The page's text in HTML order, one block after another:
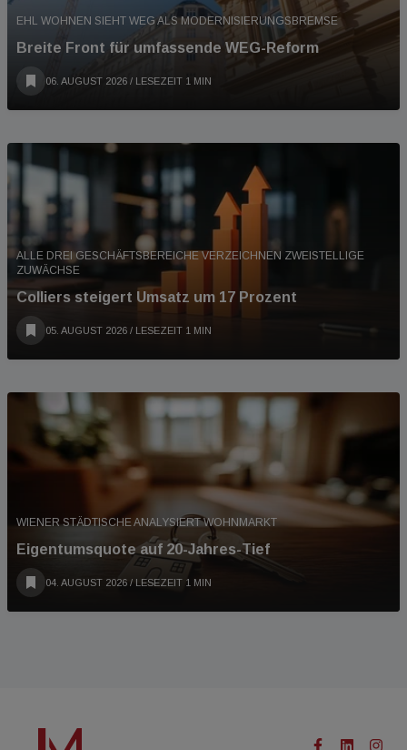
EHL WOHNEN SIEHT WEG ALS MODERNISIERUNGSBREMSE
Breite Front für umfassende WEG-Reform
06. AUGUST 2026 / LESEZEIT 1 MIN
ALLE DREI GESCHÄFTSBEREICHE VERZEICHNEN ZWEISTELLIGE
ZUWÄCHSE
Colliers steigert Umsatz um 17 Prozent
05. AUGUST 2026 / LESEZEIT 1 MIN
WIENER STÄDTISCHE ANALYSIERT WOHNMARKT
Eigentumsquote auf 20-Jahres-Tief
04. AUGUST 2026 / LESEZEIT 1 MIN